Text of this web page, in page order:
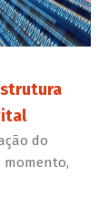
do
momento,